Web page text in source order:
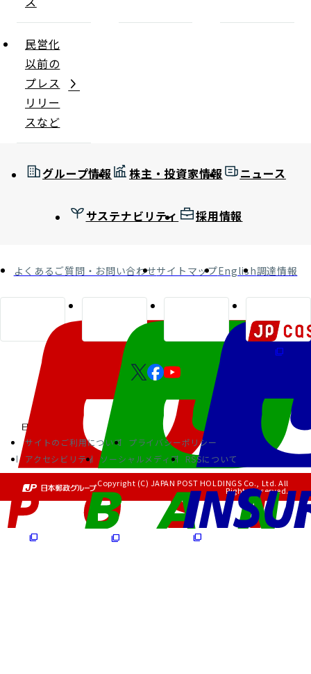
民営化
以前の
プレス
リリー
スなど
グループ情報 株主・投資家情報 ニュース
サステナビリティ 採用情報
よくあるご質問・お問い合わせサイトマップEnglish調達情報
サイトのご利用について
プライバシーポリシー
アクセシビリティ
ソーシャルメディア RSSについて
Copyright (C) JAPAN POST HOLDINGS Co., Ltd. All
Rights Reserved.